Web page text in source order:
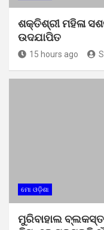
ଶକ୍ତିଶ୍ରୀ ମହିଳା
ଉଦଯାପିତ
15 hours ago
ମୋ ଓଡ଼ିଶା
ମୁରିବାହାଲ